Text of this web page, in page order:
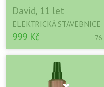
David, 11 let
ELEKTRICKÁ STAVEBNICE
999 Kč 76